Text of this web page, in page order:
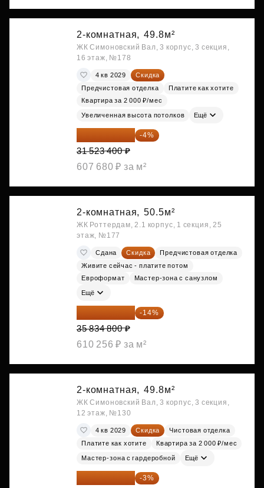
2-комнатная, 49.8м²
ЖК Симоновский Вал, 3 корпус, 3 секция,
16 этаж, №178
4 кв 2029
Скидка
Предчистовая отделка
Платите как хотите
Квартира за 2 000 ₽/мес
Увеличенная высота потолков Ещё
30 262 464 ₽ -4%
31 523 400 ₽
607 680 ₽ за м²
2-комнатная, 50.5м²
ЖК Роттердам, 2.1 корпус, 1 секция, 25
этаж, №177
Сдана Скидка
Предчистовая отделка
Живите сейчас - платите потом
Евроформат
Мастер-зона с санузлом
Ещё
30 817 928 ₽ -14%
35 834 800 ₽
610 256 ₽ за м²
2-комнатная, 49.8м²
ЖК Симоновский Вал, 3 корпус, 3 секция,
12 этаж, №130
4 кв 2029 Скидка
Чистовая отделка
Платите как хотите
Квартира за 2 000 ₽/мес
Мастер-зона с гардеробной Ещё
31 606 616 ₽ -3%